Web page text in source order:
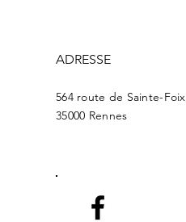
ADRESSE
564 route de Sainte-Foix
35000 Rennes